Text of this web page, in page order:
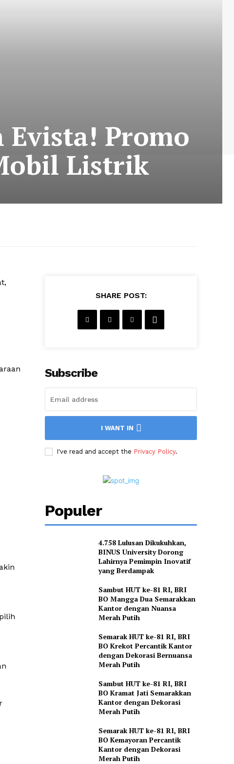
Promo
Listrik
SHARE POST:
Subscribe
I WANT IN
I've read and accept the Privacy Policy.
Populer
4.758 Lulusan Dikukuhkan,
BINUS University Dorong
Lahirnya Pemimpin Inovatif
yang Berdampak
Sambut HUT ke-81 RI, BRI
BO Mangga Dua Semarakkan
Kantor dengan Nuansa
Merah Putih
Semarak HUT ke-81 RI, BRI
BO Krekot Percantik Kantor
dengan Dekorasi Bernuansa
Merah Putih
Sambut HUT ke-81 RI, BRI
BO Kramat Jati Semarakkan
Kantor dengan Dekorasi
Merah Putih
Semarak HUT ke-81 RI, BRI
BO Kemayoran Percantik
Kantor dengan Dekorasi
Merah Putih